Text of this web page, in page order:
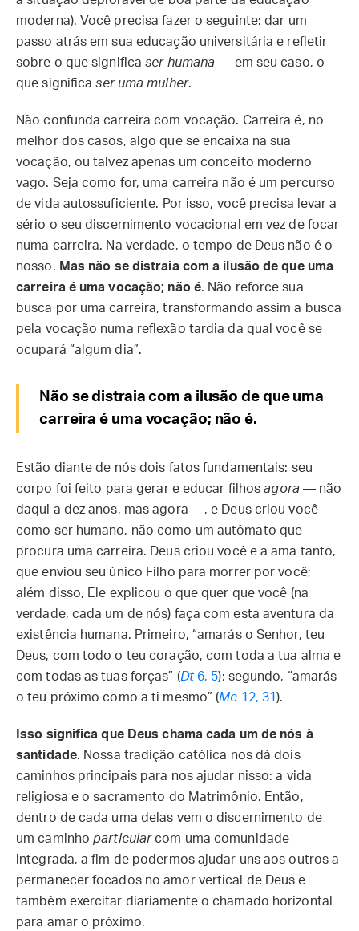
moderna). Você precisa fazer o seguinte: dar um
passo atrás em sua educação universitária e refletir
sobre o que significaser humana — em seu caso, o
que significaser uma mulher.
Não confunda carreira com vocação. Carreira é, no
melhor dos casos, algo que se encaixa na sua
vocação, ou talvez apenas um conceito moderno
vago. Seja como for, uma carreira não é um percurso
de vida autossuficiente. Por isso, você precisa levar a
sério o seu discernimento vocacional em vez de focar
numa carreira. Na verdade, o tempo de Deus não é o
nosso. Mas não se distraia com a ilusão de que uma
carreira é uma vocação; não é. Não reforce sua
busca por uma carreira, transformando assim a busca
pela vocação numa reflexão tardia da qual você se
ocupará “algum dia”.
Não se distraia com a ilusão de que uma
carreira é uma vocação; não é.
Estão diante de nós dois fatos fundamentais: seu
corpo foi feito para gerar e educar filhosagora— não
daqui a dez anos, mas agora —, e Deus criou você
como ser humano, não como um autômato que
procura uma carreira. Deus criou você e a ama tanto,
que enviou seu único Filho para morrer por você;
além disso, Ele explicou o que quer que você (na
verdade, cada um de nós) faça com esta aventura da
existência humana. Primeiro, “amarás o Senhor, teu
Deus, com todo o teu coração, com toda a tua alma e
com todas as tuas forças” (Dt6, 5); segundo, “amarás
o teu próximo como a ti mesmo” (Mc 12, 31).
Isso significa que Deus chama cada um de nós à
santidade. Nossa tradição católica nos dá dois
caminhos principais para nos ajudar nisso: a vida
religiosa e o sacramento do Matrimônio. Então,
dentro de cada uma delas vem o discernimento de
um caminhoparticularcom uma comunidade
integrada, a fim de podermos ajudar uns aos outros a
permanecer focados no amor vertical de Deus e
também exercitar diariamente o chamado horizontal
para amar o próximo.